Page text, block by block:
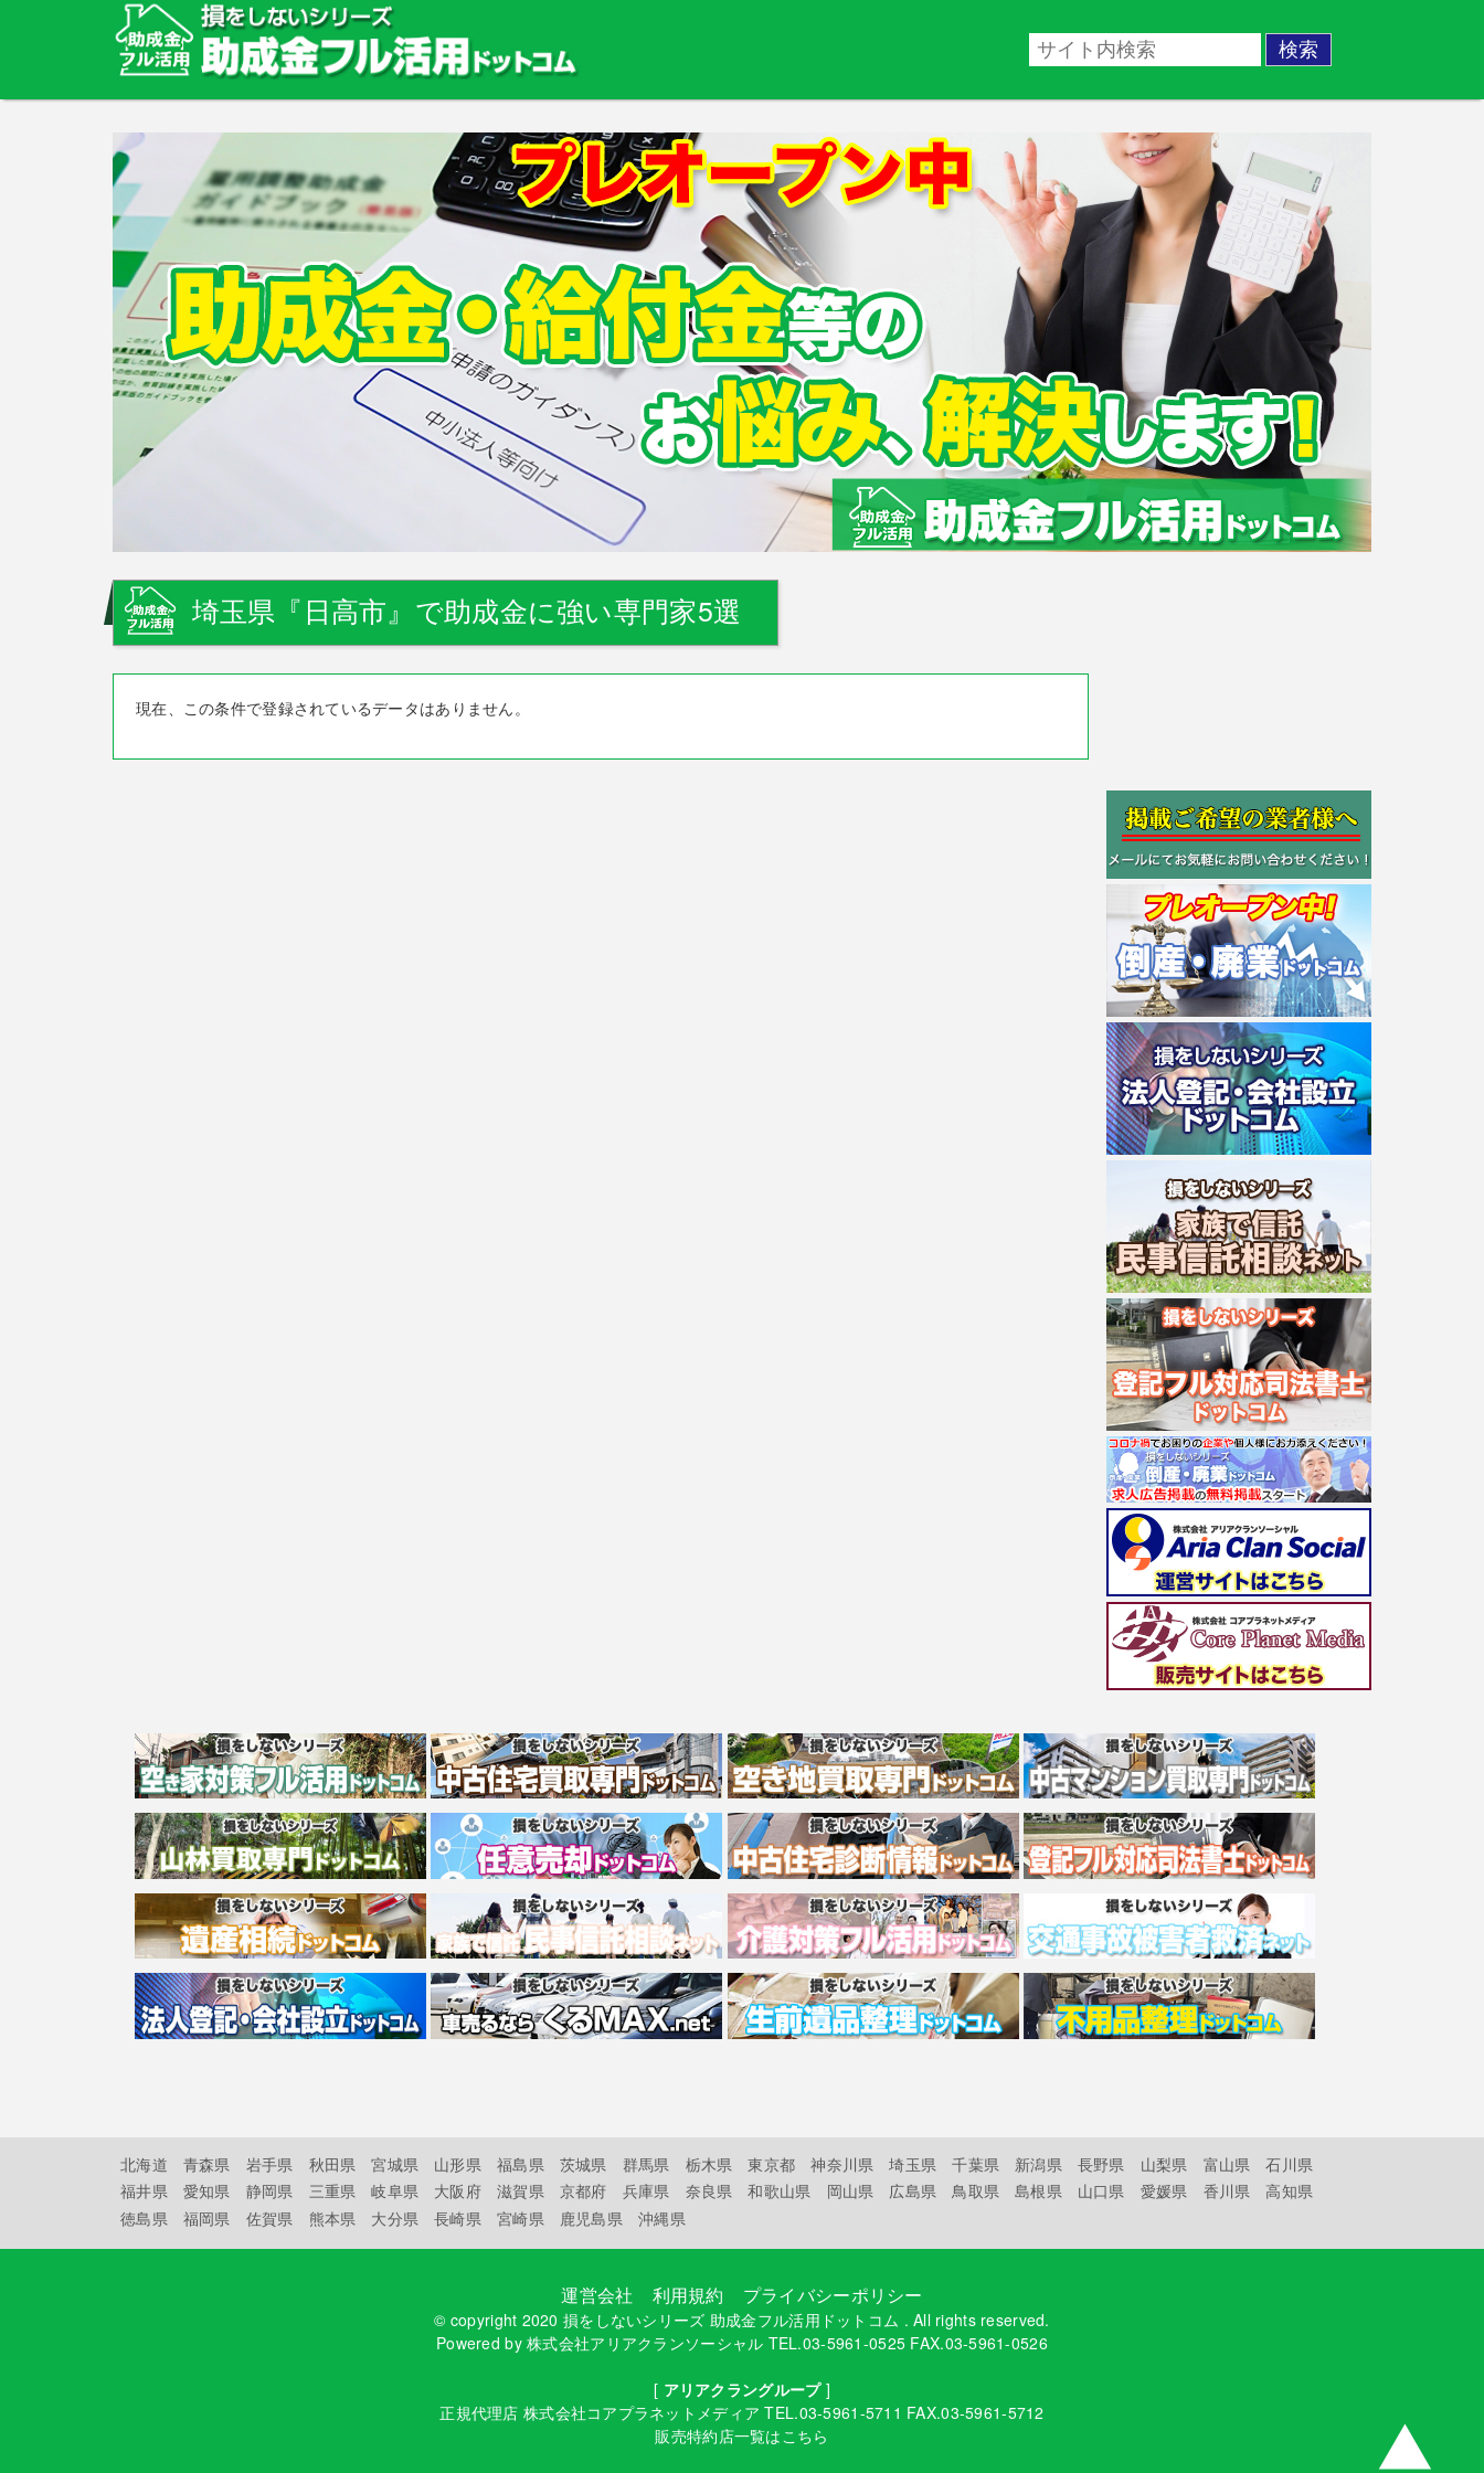
埼玉県『日高市』で助成金に強い専門家5選
現在、この条件で登録されているデータはありません。
北海道 青森県 岩手県 秋田県 宮城県 山形県 福島県 茨城県 群馬県 栃木県 東京都 神奈川県 埼玉県 千葉県 新潟県 長野県 山梨県 富山県
石川県
福井県
愛知県 静岡県 三重県 岐阜県 大阪府 滋賀県 京都府 兵庫県 奈良県 和歌山県 岡山県 広島県 鳥取県 島根県 山口県 愛媛県 香川県
高知県
徳島県
福岡県 佐賀県 熊本県 大分県 長崎県 宮崎県 鹿児島県 沖縄県
運営会社 利用規約 プライバシーポリシー
© copyright 2020損をしないシリーズ 助成金フル活用ドットコム . All rights reserved.
Powered by株式会社アリアクランソーシャル TEL.03-5961-0525 FAX.03-5961-0526
[ アリアクラングループ]
正規代理店 株式会社コアプラネットメディア TEL.03-5961-5711 FAX.03-5961-5712
販売特約店一覧はこちら